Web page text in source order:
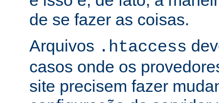
de se fazer as coisas.
Arquivos .htaccess
casos onde os
site precisem fazer